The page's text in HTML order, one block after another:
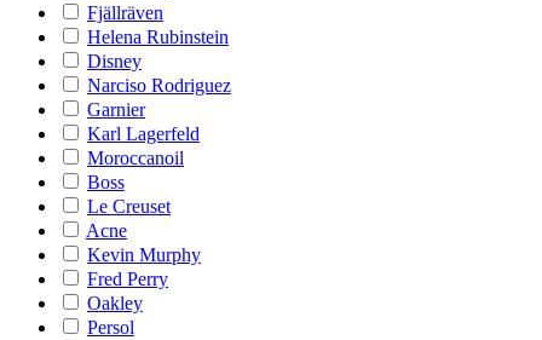
Fjällräven
Helena Rubinstein
Disney
Narciso Rodriguez
Garnier
Karl Lagerfeld
Moroccanoil
Boss
Le Creuset
Acne
Kevin Murphy
Fred Perry
Oakley
Persol